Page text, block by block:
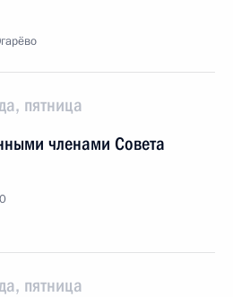
пятница
членами Совета
пятница